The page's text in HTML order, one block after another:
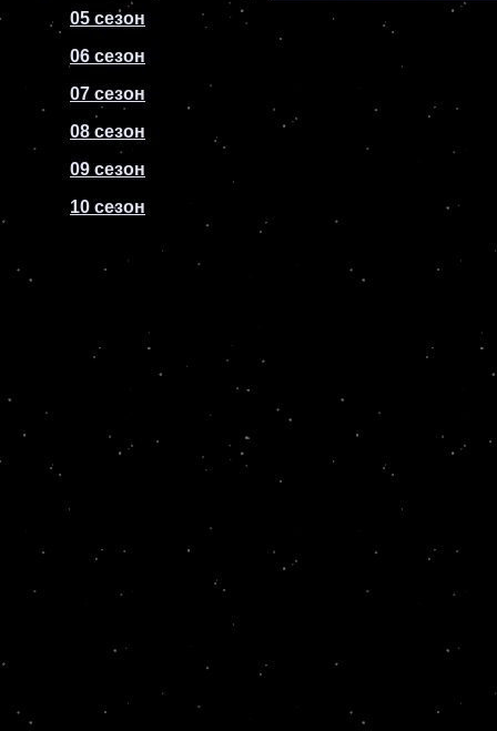
05 сезон
06 сезон
07 сезон
08 сезон
09 сезон
10 сезон